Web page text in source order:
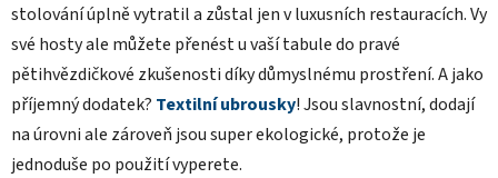
stolování úplně vytratil a zůstal jen v luxusních restauracích. Vy
své hosty ale můžete přenést u vaší tabule do pravé
pětihvězdičkové zkušenosti díky důmyslnému prostření. A jako
příjemný dodatek? Textilní ubrousky! Jsou slavnostní, dodají
na úrovni ale zároveň jsou super ekologické, protože je
jednoduše po použití vyperete.